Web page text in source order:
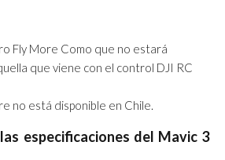
Fly More Como que no estará
que viene con el control DJI RC
no está disponible en Chile.
especificaciones del Mavic 3